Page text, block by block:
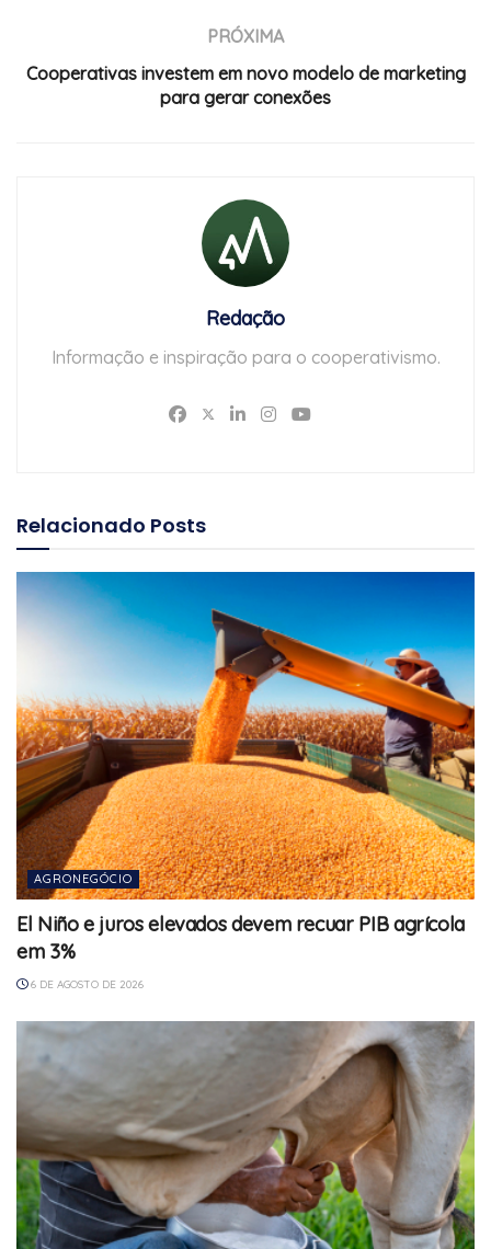
PRÓXIMA
Cooperativas investem em novo modelo de marketing
para gerar conexões
Redação
Informação e inspiração para o cooperativismo.
Relacionado Posts
AGRONEGÓCIO
El Niño e juros elevados devem recuar PIB agrícola
em 3%
6 DE AGOSTO DE 2026